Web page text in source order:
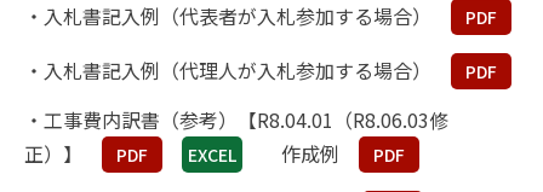
・入札書記入例（代表者が入札参加する場合） PDF
・入札書記入例（代理人が入札参加する場合） PDF
・工事費内訳書（参考）【R8.04.01（R8.06.03修
正）】
PDF EXCEL 作成例 PDF